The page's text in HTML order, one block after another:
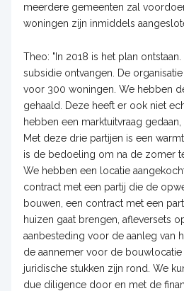
meerdere gemeenten zal
woningen zijn inmiddels
Theo: "In 2018 is het plan
subsidie ontvangen. De
voor 300 woningen. We hebben
gehaald. Deze heeft er ook niet
hebben een marktuitvraag
Met deze drie partijen is een
is de bedoeling om na de zomer
We hebben een locatie
contract met een partij die de
bouwen, een contract met een
huizen gaat brengen, afleversets
aanbesteding voor de aanleg van
de aannemer voor de
juridische stukken zijn rond. We
due diligence door en met de